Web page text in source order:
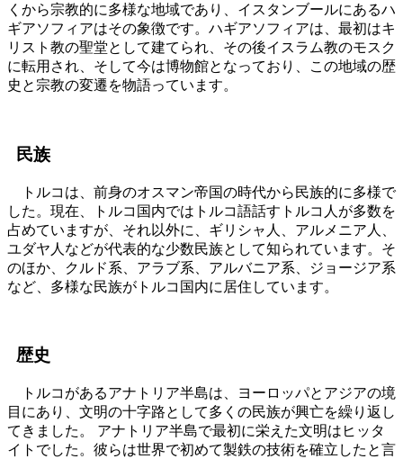
くから宗教的に多様な地域であり、イスタンブールにあるハ
ギアソフィアはその象徴です。ハギアソフィアは、最初はキ
リスト教の聖堂として建てられ、その後イスラム教のモスク
に転用され、そして今は博物館となっており、この地域の歴
史と宗教の変遷を物語っています。
民族
トルコは、前身のオスマン帝国の時代から民族的に多様で
した。現在、トルコ国内ではトルコ語話すトルコ人が多数を
占めていますが、それ以外に、ギリシャ人、アルメニア人、
ユダヤ人などが代表的な少数民族として知られています。そ
のほか、クルド系、アラブ系、アルバニア系、ジョージア系
など、多様な民族がトルコ国内に居住しています。
歴史
トルコがあるアナトリア半島は、ヨーロッパとアジアの境
目にあり、文明の十字路として多くの民族が興亡を繰り返し
てきました。 アナトリア半島で最初に栄えた文明はヒッタ
イトでした。彼らは世界で初めて製鉄の技術を確立したと言